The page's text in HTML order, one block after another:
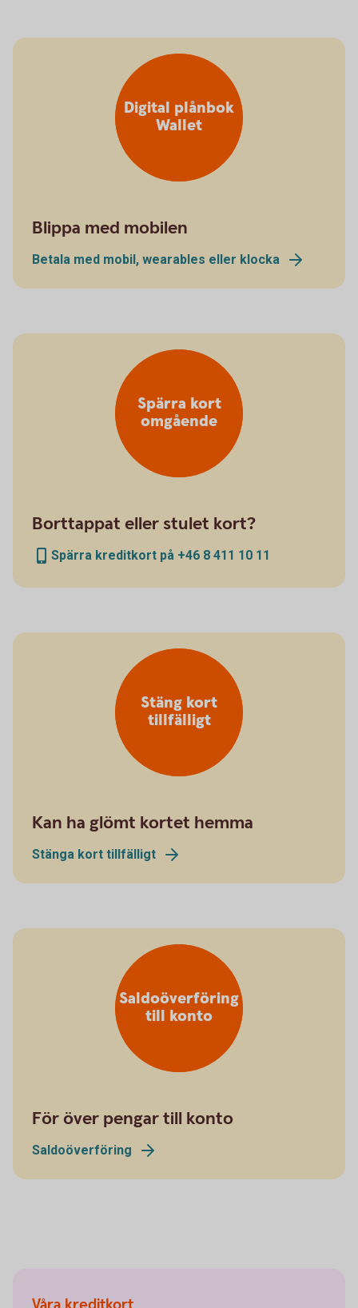
Digital plånbok
Wallet
Blippa med mobilen
Betala med mobil, wearables eller klocka
Spärra kort
omgående
Borttappat eller stulet kort?
Spärra kreditkort på +46 8 411 10 11
Stäng kort
tillfälligt
Kan ha glömt kortet hemma
Stänga kort tillfälligt
Saldoöverföring
till konto
För över pengar till konto
Saldoöverföring